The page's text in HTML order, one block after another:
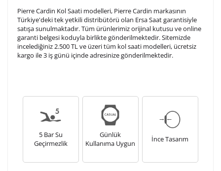
Ön İzleme Kişiselleştir Vazgeç
Kişiselleştirilmiş ürünlerin teslim süresi gravür işleme
sebebi ile 1-2 iş günü uzamaktadır. Gravür İşlemi
Pierre Cardin Kol Saati modelleri, Pierre Cardin markasının
Türkiye'deki tek yetkili distribütörü olan Ersa Saat garantisiyle
satışa sunulmaktadır. Tüm ürünlerimiz orijinal kutusu ve online
garanti belgesi koduyla birlikte gönderilmektedir. Sitemizde
incelediğiniz 2.500 TL ve üzeri tüm kol saati modelleri, ücretsiz
kargo ile 3 iş günü içinde adresinize gönderilmektedir.
5 Bar Su
Geçirmezlik
Günlük
Kullanıma Uygun
İnce Tasarım